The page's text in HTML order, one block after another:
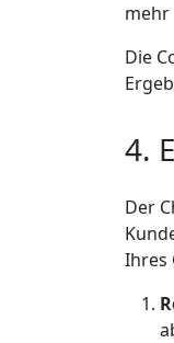
mehr
Die
4.
Der
Ihres